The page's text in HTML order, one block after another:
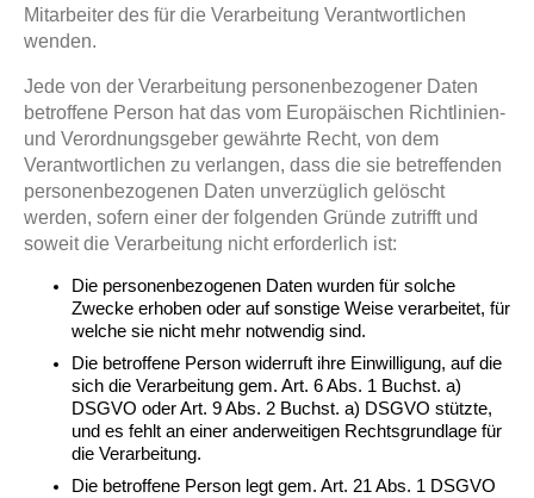
Mitarbeiter des für die Verarbeitung Verantwortlichen
wenden.
Jede von der Verarbeitung personenbezogener Daten
betroffene Person hat das vom Europäischen Richtlinien-
und Verordnungsgeber gewährte Recht, von dem
Verantwortlichen zu verlangen, dass die sie betreffenden
personenbezogenen Daten unverzüglich gelöscht
werden, sofern einer der folgenden Gründe zutrifft und
soweit die Verarbeitung nicht erforderlich ist:
Die personenbezogenen Daten wurden für solche
Zwecke erhoben oder auf sonstige Weise verarbeitet, für
welche sie nicht mehr notwendig sind.
Die betroffene Person widerruft ihre Einwilligung, auf die
sich die Verarbeitung gem. Art. 6 Abs. 1 Buchst. a)
DSGVO oder Art. 9 Abs. 2 Buchst. a) DSGVO stützte,
und es fehlt an einer anderweitigen Rechtsgrundlage für
die Verarbeitung.
Die betroffene Person legt gem. Art. 21 Abs. 1 DSGVO